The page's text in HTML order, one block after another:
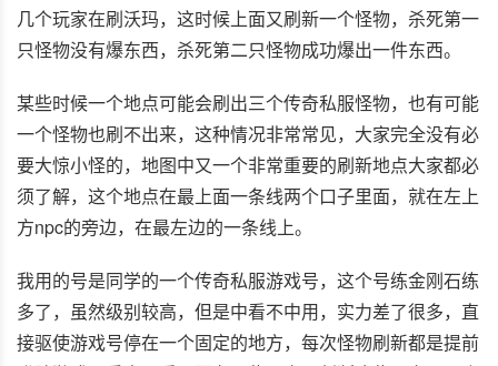
几个玩家在刷沃玛，这时候上面又刷新一个怪物，杀死第一
只怪物没有爆东西，杀死第二只怪物成功爆出一件东西。
某些时候一个地点可能会刷出三个传奇私服怪物，也有可能
一个怪物也刷不出来，这种情况非常常见，大家完全没有必
要大惊小怪的，地图中又一个非常重要的刷新地点大家都必
须了解，这个地点在最上面一条线两个口子里面，就在左上
方npc的旁边，在最左边的一条线上。
我用的号是同学的一个传奇私服游戏号，这个号练金刚石练
多了，虽然级别较高，但是中看不中用，实力差了很多，直
接驱使游戏号停在一个固定的地方，每次怪物刷新都是提前